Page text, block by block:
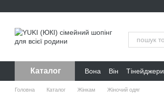
Каталог Вона Він Тінейджери
Головна Каталог Жінкам Жіночий одяг